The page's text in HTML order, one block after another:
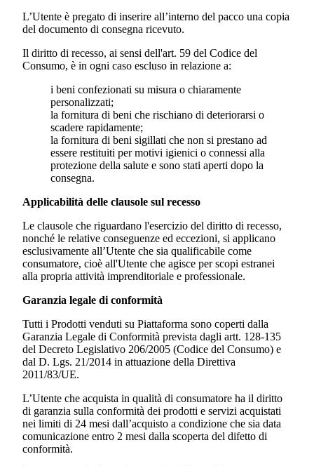
L’Utente è pregato di inserire all’interno del pacco una copia
del documento di consegna ricevuto.
Il diritto di recesso, ai sensi dell'art. 59 del Codice del
Consumo, è in ogni caso escluso in relazione a:
i beni confezionati su misura o chiaramente
personalizzati;
la fornitura di beni che rischiano di deteriorarsi o
scadere rapidamente;
la fornitura di beni sigillati che non si prestano ad
essere restituiti per motivi igienici o connessi alla
protezione della salute e sono stati aperti dopo la
consegna.
Applicabilità delle clausole sul recesso
Le clausole che riguardano l'esercizio del diritto di recesso,
nonché le relative conseguenze ed eccezioni, si applicano
esclusivamente all’Utente che sia qualificabile come
consumatore, cioè all'Utente che agisce per scopi estranei
alla propria attività imprenditoriale e professionale.
Garanzia legale di conformità
Tutti i Prodotti venduti su Piattaforma sono coperti dalla
Garanzia Legale di Conformità prevista dagli artt. 128-135
del Decreto Legislativo 206/2005 (Codice del Consumo) e
dal D. Lgs. 21/2014 in attuazione della Direttiva
2011/83/UE.
L’Utente che acquista in qualità di consumatore ha il diritto
di garanzia sulla conformità dei prodotti e servizi acquistati
nei limiti di 24 mesi dall’acquisto a condizione che sia data
comunicazione entro 2 mesi dalla scoperta del difetto di
conformità.